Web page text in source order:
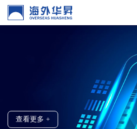
查看更多 +
创新科技 / 精准制造